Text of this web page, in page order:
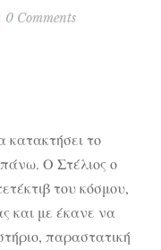
0 Comments
κατακτήσει το
Ο Στέλιος ο
του κόσμου,
και με έκανε να
παραστατική